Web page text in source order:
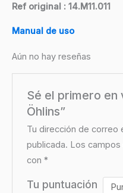
Ref original : 14.M11.011
Manual de uso
Aún no hay reseñas
Sé el primero en
Öhlins”
Tu dirección de correo
publicada. Los
con*
Tu puntuación